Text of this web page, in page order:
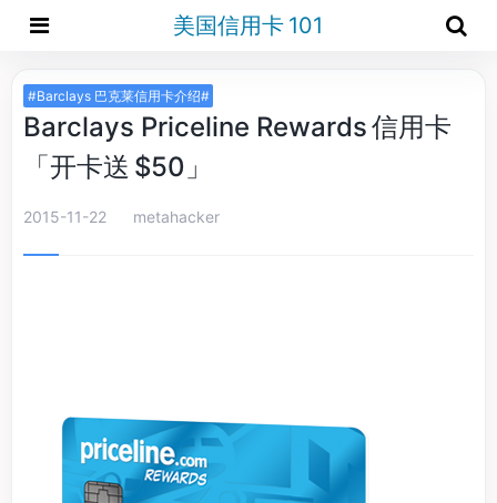
美国信用卡 101
#Barclays 巴克莱信用卡介绍#
Barclays Priceline Rewards 信用卡
「开卡送 $50」
2015-11-22 metahacker